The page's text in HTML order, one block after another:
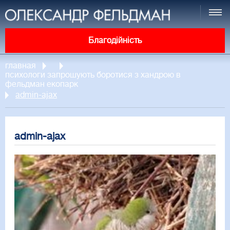
Благодійність
главная
психологи запрошують боротися з хандрою в
фельдман екопарк
admin-ajax
admin-ajax